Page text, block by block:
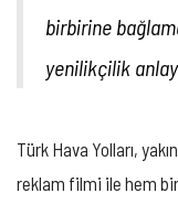
birbirine
yenilikçilik
Türk Hava Yolları,
reklam filmi ile hem